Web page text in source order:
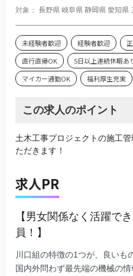
対象： 長野県岐阜県静岡県 愛知県
未経験者歓迎 経験者歓迎
直行直帰OK
5日以上連続休暇あ
マイカー通勤OK
福利厚生充実
この求人のポイント
土木工事プロジェクトの施工
ただきます！
求人PR
【男女関係なく活躍で
員！】
川口組の特徴の1つが、良いも
国内外問わず最先端の機械の